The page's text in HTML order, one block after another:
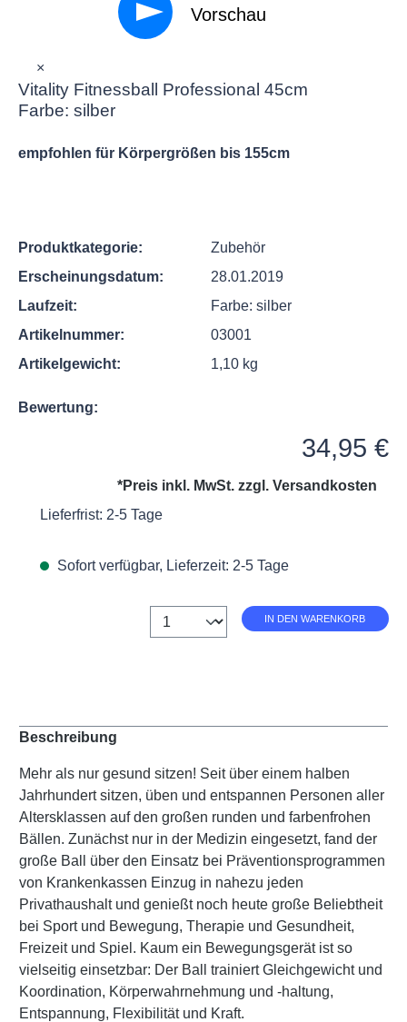
Vorschau
×
Vitality Fitnessball Professional 45cm
Farbe: silber
empfohlen für Körpergrößen bis 155cm
Produktkategorie:
Zubehör
Erscheinungsdatum:
28.01.2019
Laufzeit:
Farbe: silber
Artikelnummer:
03001
Artikelgewicht:
1,10 kg
Bewertung:
34,95 €
*Preis inkl. MwSt. zzgl. Versandkosten
Lieferfrist: 2-5 Tage
Sofort verfügbar, Lieferzeit: 2-5 Tage
Anzahl IN DEN WARENKORB
Beschreibung
Mehr als nur gesund sitzen! Seit über einem halben
Jahrhundert sitzen, üben und entspannen Personen aller
Altersklassen auf den großen runden und farbenfrohen
Bällen. Zunächst nur in der Medizin eingesetzt, fand der
große Ball über den Einsatz bei Präventionsprogrammen
von Krankenkassen Einzug in nahezu jeden
Privathaushalt und genießt noch heute große Beliebtheit
bei Sport und Bewegung, Therapie und Gesundheit,
Freizeit und Spiel. Kaum ein Bewegungsgerät ist so
vielseitig einsetzbar: Der Ball trainiert Gleichgewicht und
Koordination, Körperwahrnehmung und -haltung,
Entspannung, Flexibilität und Kraft.